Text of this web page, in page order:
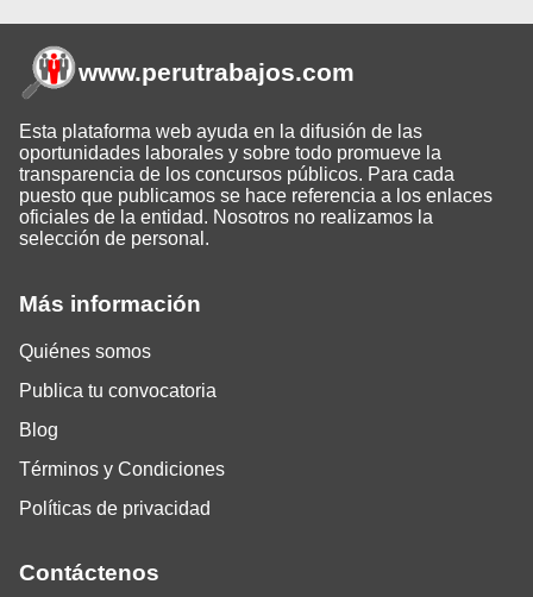
Más información
Quiénes somos
Publica tu convocatoria
Blog
Términos y Condiciones
Políticas de privacidad
Contáctenos
www.perutrabajos.com
Esta plataforma web ayuda en la difusión de las
oportunidades laborales y sobre todo promueve la
transparencia de los concursos públicos. Para cada
puesto que publicamos se hace referencia a los enlaces
oficiales de la entidad. Nosotros no realizamos la
selección de personal.